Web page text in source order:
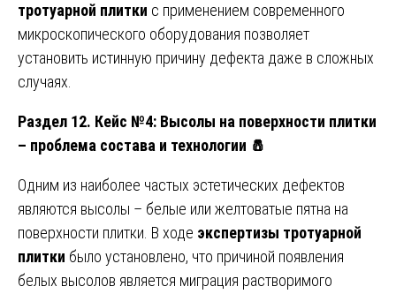
тротуарной плитки с применением современного
микроскопического оборудования позволяет
установить истинную причину дефекта даже в сложных
случаях.
Раздел 12. Кейс №4: Высолы на поверхности плитки
– проблема состава и технологии 🧂
Одним из наиболее частых эстетических дефектов
являются высолы – белые или желтоватые пятна на
поверхности плитки. В ходе экспертизы тротуарной
плитки было установлено, что причиной появления
белых высолов является миграция растворимого